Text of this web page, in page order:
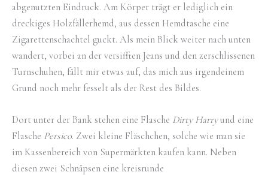
abgenutzten Eindruck. Am Körper trägt er lediglich ein
dreckiges Holzfällerhemd, aus dessen Hemdtasche eine
Zigarettenschachtel guckt. Als mein Blick weiter nach unten
wandert, vorbei an der versifften Jeans und den zerschlissenen
Turnschuhen, fällt mir etwas auf, das mich aus irgendeinem
Grund noch mehr fesselt als der Rest des Bildes.
Dort unter der Bank stehen eine Flasche Dirty Harryund eine
Flasche Persico. Zwei kleine Fläschchen, solche wie man sie
im Kassenbereich von Supermärkten kaufen kann. Neben
diesen zwei Schnäpsen eine kreisrunde